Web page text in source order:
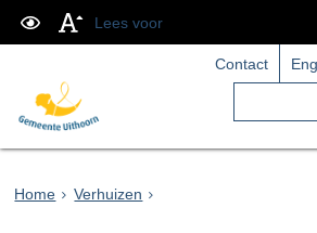
Lees voor
Contact
Home Verhuizen